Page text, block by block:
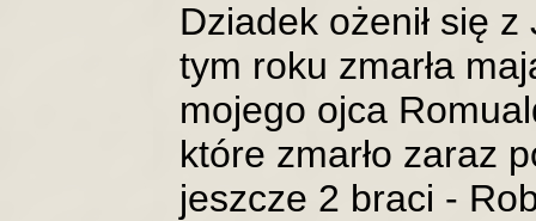
Dziadek ożenił się
tym roku zmarła
mojego ojca
które zmarło zaraz
jeszcze 2 braci -